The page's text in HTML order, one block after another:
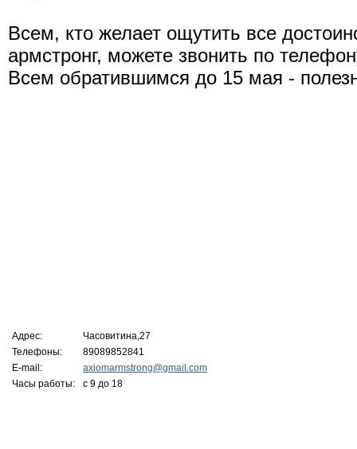
Всем, кто желает ощутить все
армстронг, можете звонить по
Всем обратившимся до 15 мая -
Адрес:
Часовитина,27
Телефоны:
89089852841
E-mail:
axiomarmstrong@gmail.com
Часы работы:
с 9 до 18